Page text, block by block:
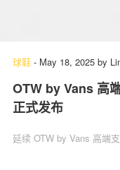
球鞋 - May 18, 2025 by
OTW by Vans 高
正式发布
延续 OTW by Vans 高端